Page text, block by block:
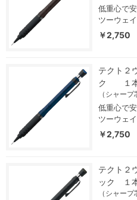
低重心で
ツーウェ
￥2,750
テクト２
ク １
（シャープ
低重心で
ツーウェ
￥2,750
テクト２
ック １
（シャープ